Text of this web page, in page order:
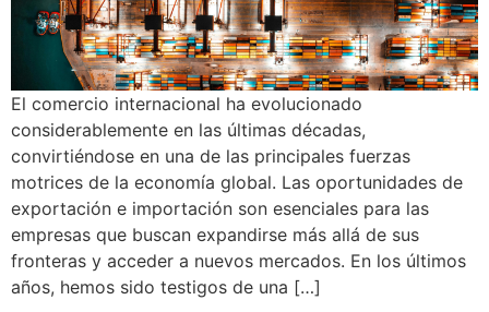
El comercio internacional ha evolucionado
considerablemente en las últimas décadas,
convirtiéndose en una de las principales fuerzas
motrices de la economía global. Las oportunidades de
exportación e importación son esenciales para las
empresas que buscan expandirse más allá de sus
fronteras y acceder a nuevos mercados. En los últimos
años, hemos sido testigos de una […]